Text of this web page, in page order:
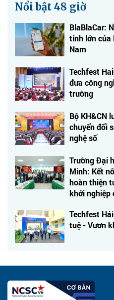
Nổi bật 48 giờ
BlaBlaCar:
tỉnh lớn của
Nam
Techfest
đưa công
trường
Bộ KH&CN
chuyển đổi
nghệ số
Trường Đại
Minh: Kết
hoàn thiện
khởi nghiệp
Techfest
tuệ - Vươn